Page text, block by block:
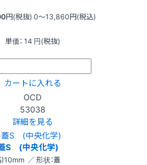
円(税抜) 0〜13,860円(税込)
単価： 14 円(税抜)
カートに入れる
OCD
53038
詳細を見る
S (中央化学)
／ 形状：蓋